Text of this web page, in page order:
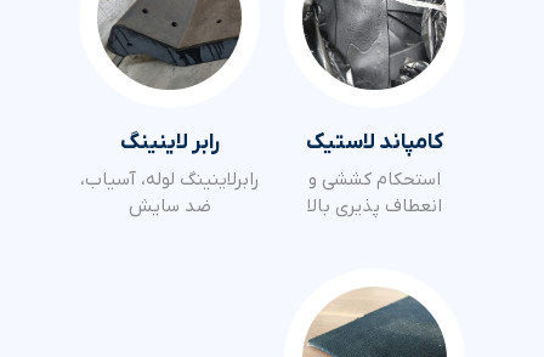
کامپاند لاستیک
استحکام کششی و
انعطاف پذیری بالا
رابر لاینینگ
رابرلاینینگ لوله، آسیاب،
ضد سایش